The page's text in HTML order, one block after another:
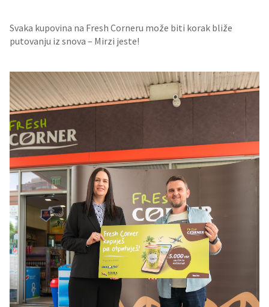
Svaka kupovina na Fresh Corneru može biti korak bliže
putovanju iz snova – Mirzi jeste!